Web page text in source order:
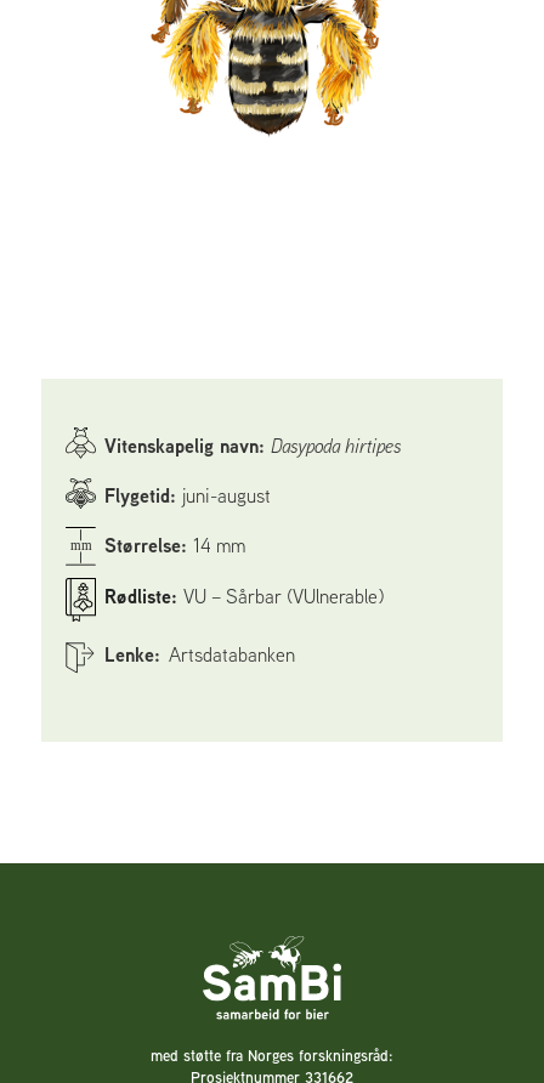
Vitenskapelig navn: Dasypoda hirtipes
Flygetid: juni-august
Størrelse: 14 mm
Rødliste: VU – Sårbar (VUlnerable)
Lenke: Artsdatabanken
med støtte fra Norges forskningsråd:
Prosjektnummer 331662